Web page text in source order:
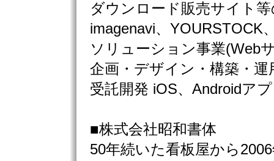
ダウンロード販売サイト
imagenavi、YOURSTOCK
ソリューション事業(Web
企画・デザイン・構築・
受託開発 iOS、Androidア
■株式会社昭和書体
50年続いた看板屋から